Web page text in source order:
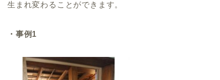
生まれ変わることができます。
・事例1